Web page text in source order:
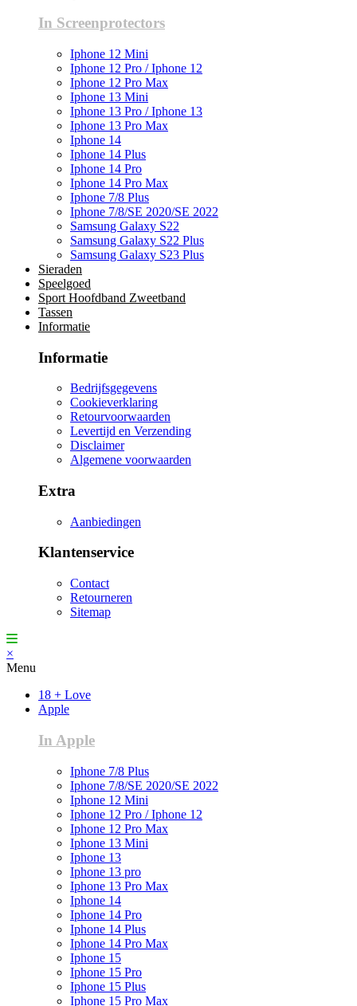
In Screenprotectors
Iphone 12 Mini
Iphone 12 Pro / Iphone 12
Iphone 12 Pro Max
Iphone 13 Mini
Iphone 13 Pro / Iphone 13
Iphone 13 Pro Max
Iphone 14
Iphone 14 Plus
Iphone 14 Pro
Iphone 14 Pro Max
Iphone 7/8 Plus
Iphone 7/8/SE 2020/SE 2022
Samsung Galaxy S22
Samsung Galaxy S22 Plus
Samsung Galaxy S23 Plus
Sieraden
Speelgoed
Sport Hoofdband Zweetband
Tassen
Informatie
Informatie
Bedrijfsgegevens
Cookieverklaring
Retourvoorwaarden
Levertijd en Verzending
Disclaimer
Algemene voorwaarden
Extra
Aanbiedingen
Klantenservice
Contact
Retourneren
Sitemap
×
Menu
18 + Love
Apple
In Apple
Iphone 7/8 Plus
Iphone 7/8/SE 2020/SE 2022
Iphone 12 Mini
Iphone 12 Pro / Iphone 12
Iphone 12 Pro Max
Iphone 13 Mini
Iphone 13
Iphone 13 pro
Iphone 13 Pro Max
Iphone 14
Iphone 14 Pro
Iphone 14 Plus
Iphone 14 Pro Max
Iphone 15
Iphone 15 Pro
Iphone 15 Plus
Iphone 15 Pro Max